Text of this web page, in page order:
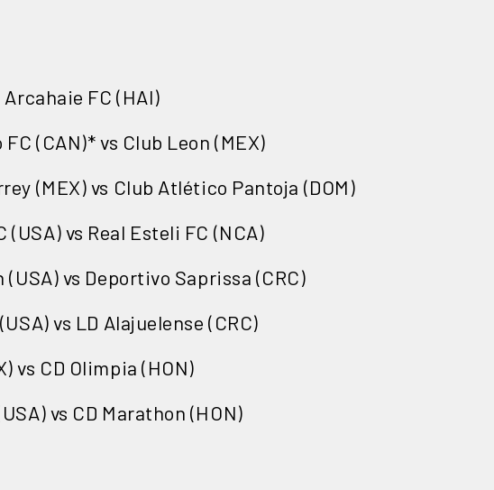
Arcahaie FC (HAI)
(CAN)* vs Club Leon (MEX)
(MEX) vs Club Atlético Pantoja (DOM)
(USA) vs Real Esteli FC (NCA)
vs Deportivo Saprissa (CRC)
vs LD Alajuelense (CRC)
vs CD Olimpia (HON)
vs CD Marathon (HON)